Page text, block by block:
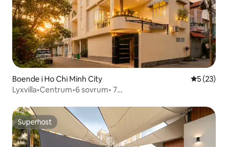
Boende i Ho Chi Minh City 5 av 5 i
5 (23)
Lyxvilla•Centrum•6 sovrum• 7
Superhost
Superhost